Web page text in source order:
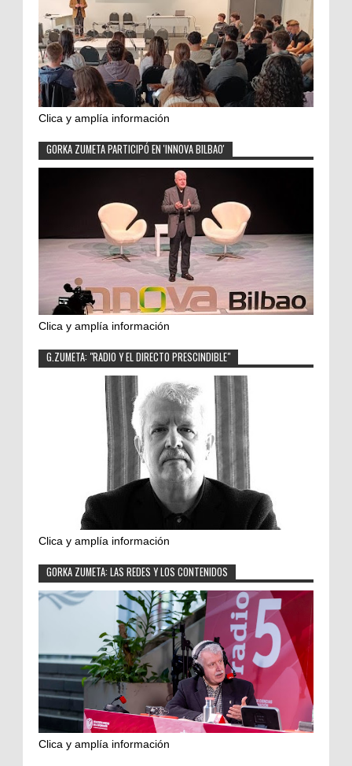
Clica y amplía información
GORKA ZUMETA PARTICIPÓ EN 'INNOVA BILBAO'
Clica y amplía información
G.ZUMETA: "RADIO Y EL DIRECTO PRESCINDIBLE"
Clica y amplía información
GORKA ZUMETA: LAS REDES Y LOS CONTENIDOS
Clica y amplía información